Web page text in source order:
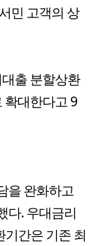
민 고객의 상
출 분할상환
확대한다고 9
을 완화하고
다. 우대금리
간은 기존 최